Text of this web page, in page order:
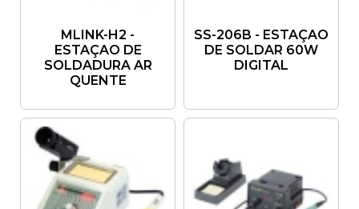
MLINK-H2 -
ESTAÇAO DE
SOLDADURA AR
QUENTE
SS-206B - ESTAÇAO
DE SOLDAR 60W
DIGITAL